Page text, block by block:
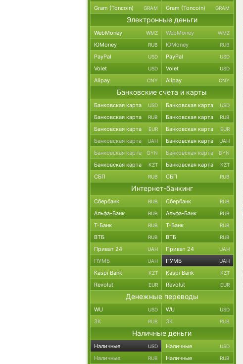
Gram (Toncoin) GRAM Gram (Toncoin) GRAM
Электронные деньги
WebMoney WMZ WebMoney WMZ
ЮMoney RUB ЮMoney RUB
PayPal USD PayPal USD
Volet USD Volet USD
Alipay CNY Alipay CNY
Банковские счета и карты
Банковская карта USD Банковская карта USD
Банковская карта RUB Банковская карта RUB
Банковская карта EUR Банковская карта EUR
Банковская карта UAH Банковская карта UAH
Банковская карта BYN Банковская карта BYN
Банковская карта KZT Банковская карта KZT
СБП RUB СБП RUB
Интернет-банкинг
Сбербанк RUB Сбербанк RUB
Альфа-Банк RUB Альфа-Банк RUB
Т-Банк RUB Т-Банк RUB
ВТБ RUB ВТБ RUB
Приват 24 UAH Приват 24 UAH
ПУМБ UAH ПУМБ UAH
Kaspi Bank KZT Kaspi Bank KZT
Revolut EUR Revolut EUR
Денежные переводы
WU USD WU USD
ЗК RUB ЗК RUB
Наличные деньги
Наличные USD Наличные USD
Наличные RUB Наличные RUB